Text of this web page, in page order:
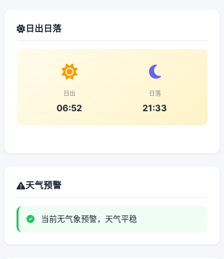
日出日落
日出
06:52
日落
21:33
天气预警
当前无气象预警，天气平稳